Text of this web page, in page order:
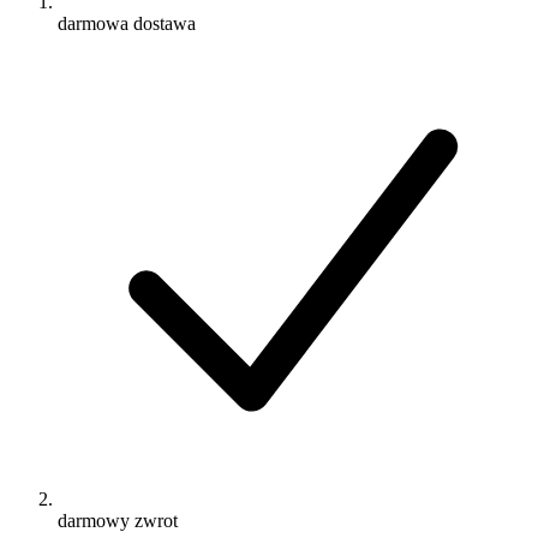
darmowa dostawa
darmowy zwrot